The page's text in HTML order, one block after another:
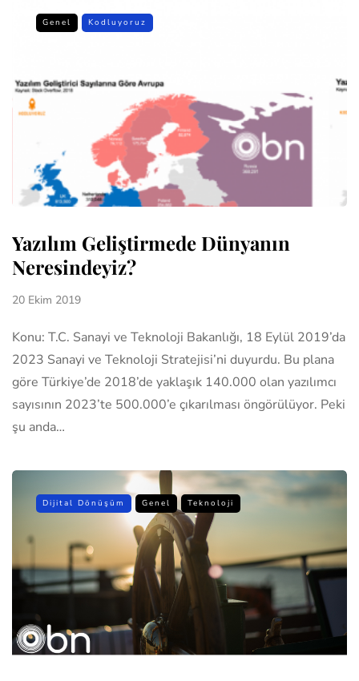
Genel Kodluyoruz
Yazılım Geliştirmede Dünyanın
Neresindeyiz?
20 Ekim 2019
Konu: T.C. Sanayi ve Teknoloji Bakanlığı, 18 Eylül 2019’da
2023 Sanayi ve Teknoloji Stratejisi’ni duyurdu. Bu plana
göre Türkiye’de 2018’de yaklaşık 140.000 olan yazılımcı
sayısının 2023’te 500.000’e çıkarılması öngörülüyor. Peki
şu anda…
Dijital Dönüşüm Genel Teknoloji